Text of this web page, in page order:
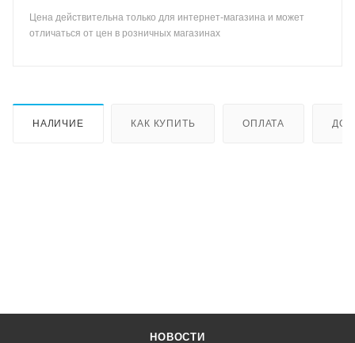
Цена действительна только для интернет-магазина и может
отличаться от цен в розничных магазинах
НАЛИЧИЕ КАК КУПИТЬ ОПЛАТА
НОВОСТИ